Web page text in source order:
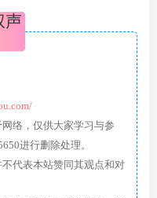
声
络，仅供大家学习与参
进行删除处理。
代表本站赞同其观点和对